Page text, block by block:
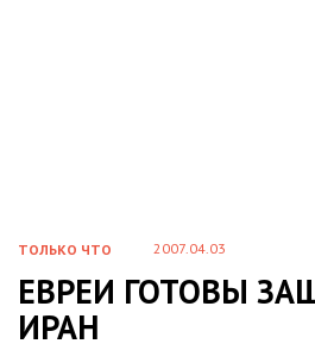
ТОЛЬКО ЧТО 2007.04.03
ЕВРЕИ ГОТОВЫ
ИРАН